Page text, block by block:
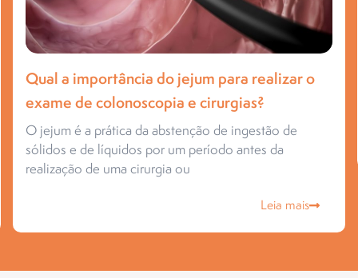
Qual a importância do jejum para realizar o
exame de colonoscopia e cirurgias?
O jejum é a prática da abstenção de ingestão de
sólidos e de líquidos por um período antes da
realização de uma cirurgia ou
Leia mais